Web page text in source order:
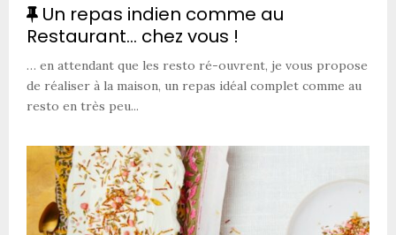
F
e
a
t
u
e
Un repas indien comme au
Restaurant… chez vous !
… en attendant que les resto ré-ouvrent, je vous propose
de réaliser à la maison, un repas idéal complet comme au
resto en très peu...